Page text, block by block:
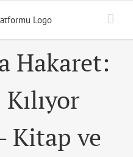
Hakaret:
Kitap ve